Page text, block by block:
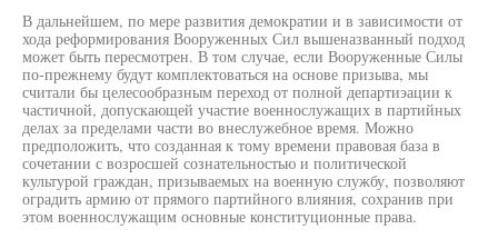
В дальнейшем, по мере развития демократии и в зависимости от
хода реформирования Вооруженных Сил вышеназванный подход
может быть пересмотрен. В том случае, если Вооруженные Силы
по-прежнему будут комплектоваться на основе призыва, мы
считали бы целесообразным переход от полной департиэации к
частичной, допускающей участие военнослужащих в партийных
делах за пределами части во внеслужебное время. Можно
предположить, что созданная к тому времени правовая база в
сочетании с возросшей сознательностью и политической
культурой граждан, призываемых на военную службу, позволяют
оградить армию от прямого партийного влияния, сохранив при
этом военнослужащим основные конституционные права.